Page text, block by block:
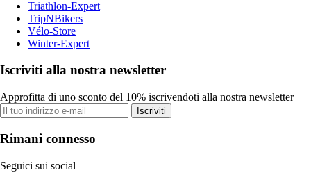
Triathlon-Expert
TripNBikers
Vélo-Store
Winter-Expert
Iscriviti alla nostra newsletter
Approfitta di uno sconto del 10% iscrivendoti alla nostra newsletter
Iscriviti
Rimani connesso
Seguici sui social